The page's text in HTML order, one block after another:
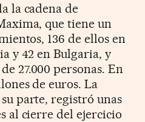
la cadena de
que tiene un
136 de ellos en
y 42 en Bulgaria, y
27.000 personas. En
de euros. La
parte, registró unas
al cierre del ejercicio